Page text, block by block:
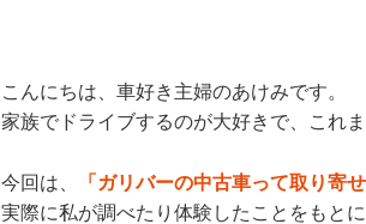
こんにちは、車好き主婦のあけみです。
家族でドライブするのが大好きで、これ
今回は、 「ガリバーの中古車って取り寄
実際に私が調べたり体験したことをもと